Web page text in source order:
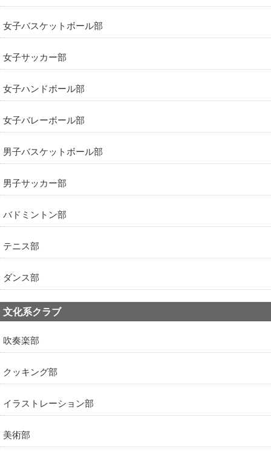
女子バスケットボール部
女子サッカー部
女子ハンドボール部
女子バレーボール部
男子バスケットボール部
男子サッカー部
バドミントン部
テニス部
ダンス部
文化系クラブ
吹奏楽部
クッキング部
イラストレーション部
美術部